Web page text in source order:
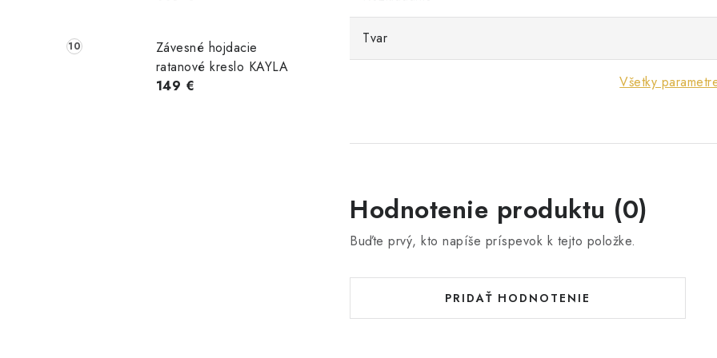
Závesné hojdacie
ratanové kreslo KAYLA
149 €
Tvar
Všetky
Hodnotenie produktu (0)
Buďte prvý, kto napíše príspevok k tejto položke.
PRIDAŤ HODNOTENIE